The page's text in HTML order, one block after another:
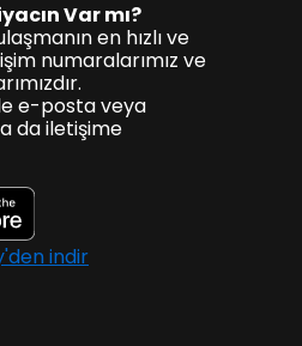
Var mı?
en hızlı ve
numaralarımız ve
e-posta veya
da iletişime